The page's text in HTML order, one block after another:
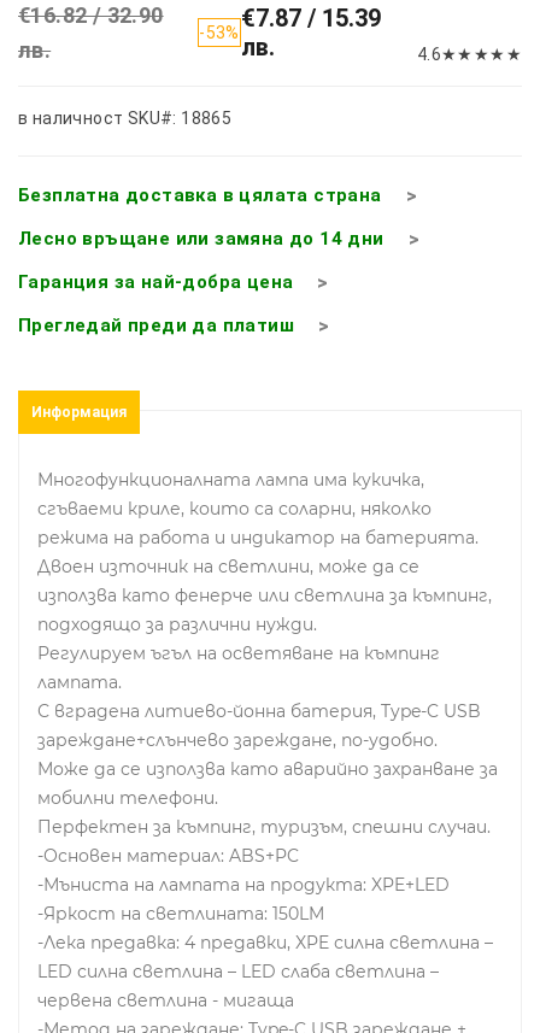
€16.82 / 32.90
лв.
-53%€7.87 / 15.39
лв.
4.6★★ ★★ ★
в наличност SKU#: 18865
Безплатна доставка в цялата страна
Лесно връщане или замяна до 14 дни
Гаранция за най-добра цена
Прегледай преди да платиш
Информация
Многофункционалната лампа има кукичка,
сгъваеми криле, които са соларни, няколко
режима на работа и индикатор на батерията.
Двоен източник на светлини, може да се
използва като фенерче или светлина за къмпинг,
подходящо за различни нужди.
Регулируем ъгъл на осветяване на къмпинг
лампата.
С вградена литиево-йонна батерия, Type-C USB
зареждане+слънчево зареждане, по-удобно.
Може да се използва като аварийно захранване за
мобилни телефони.
Перфектен за къмпинг, туризъм, спешни случаи.
-Основен материал: ABS+PC
-Мъниста на лампата на продукта: XPE+LED
-Яркост на светлината: 150LM
-Лека предавка: 4 предавки, XPE силна светлина –
LED силна светлина – LED слаба светлина –
червена светлина - мигаща